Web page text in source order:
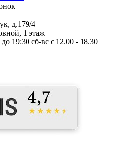
д.179/4
1 этаж
19:30 сб-вс с 12.00 - 18.30